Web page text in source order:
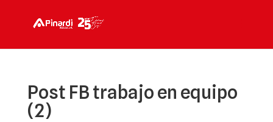
Post FB trabajo en equipo
(2)